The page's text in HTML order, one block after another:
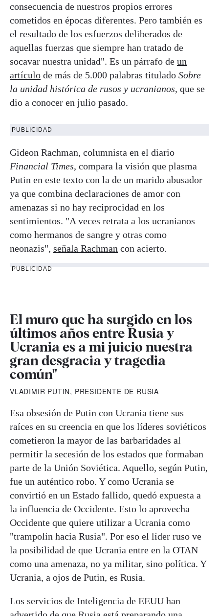
consecuencia de nuestros propios errores
cometidos en épocas diferentes. Pero también es
el resultado de los esfuerzos deliberados de
aquellas fuerzas que siempre han tratado de
socavar nuestra unidad". Es un párrafo de un
artículo de más de 5.000 palabras titulado Sobre
la unidad histórica de rusos y ucranianos, que se
dio a conocer en julio pasado.
PUBLICIDAD
Gideon Rachman, columnista en el diario
Financial Times, compara la visión que plasma
Putin en este texto con la de un marido abusador
ya que combina declaraciones de amor con
amenazas si no hay reciprocidad en los
sentimientos. "A veces retrata a los ucranianos
como hermanos de sangre y otras como
neonazis", señala Rachman con acierto.
PUBLICIDAD
El muro que ha surgido en los
últimos años entre Rusia y
Ucrania es a mi juicio nuestra
gran desgracia y tragedia
común"
VLADIMIR PUTIN, PRESIDENTE DE RUSIA
Esa obsesión de Putin con Ucrania tiene sus
raíces en su creencia en que los líderes soviéticos
cometieron la mayor de las barbaridades al
permitir la secesión de los estados que formaban
parte de la Unión Soviética. Aquello, según Putin,
fue un auténtico robo. Y como Ucrania se
convirtió en un Estado fallido, quedó expuesta a
la influencia de Occidente. Esto lo aprovecha
Occidente que quiere utilizar a Ucrania como
"trampolín hacia Rusia". Por eso el líder ruso ve
la posibilidad de que Ucrania entre en la OTAN
como una amenaza, no ya militar, sino política. Y
Ucrania, a ojos de Putin, es Rusia.
Los servicios de Inteligencia de EEUU han